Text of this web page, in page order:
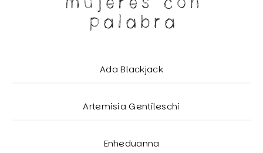
Ada Blackjack
Artemisia Gentileschi
Enheduanna